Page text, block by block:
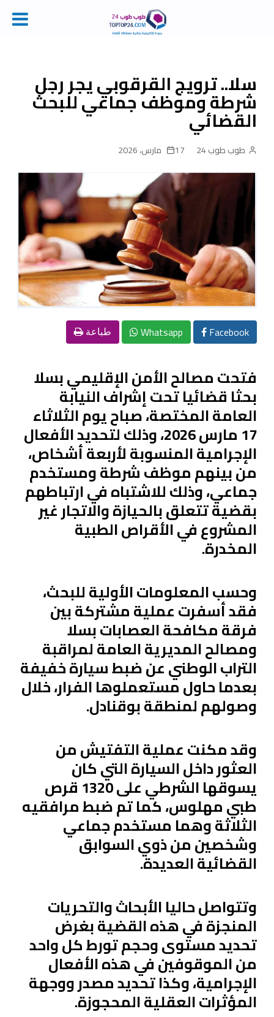
سلا.. ترويج القرقوبي يجر رجل
شرطة وموظف جماعي للبحث
القضائي
طوب طوب 24 17 مارس، 2026
Facebook
Whatsapp طباعة
فتحت مصالح الأمن الإقليمي بسلا
بحثا قضائيا تحت إشراف النيابة
العامة المختصة، صباح يوم الثلاثاء
17 مارس 2026، وذلك لتحديد الأفعال
الإجرامية المنسوبة لأربعة أشخاص،
من بينهم موظف شرطة ومستخدم
جماعي، وذلك للاشتباه في ارتباطهم
بقضية تتعلق بالحيازة والاتجار غير
المشروع في الأقراص الطبية
المخدرة.
وحسب المعلومات الأولية للبحث،
فقد أسفرت عملية مشتركة بين
فرقة مكافحة العصابات بسلا
ومصالح المديرية العامة لمراقبة
التراب الوطني عن ضبط سيارة خفيفة
بعدما حاول مستعملوها الفرار، خلال
وصولهم لمنطقة بوقنادل.
وقد مكنت عملية التفتيش من
العثور داخل السيارة التي كان
يسوقها الشرطي على 1320 قرص
طبي مهلوس، كما تم ضبط مرافقيه
الثلاثة وهما مستخدم جماعي
وشخصين من ذوي السوابق
القضائية العديدة.
وتتواصل حاليا الأبحاث والتحريات
المنجزة في هذه القضية بغرض
تحديد مستوى وحجم تورط كل واحد
من الموقوفين في هذه الأفعال
الإجرامية، وكذا تحديد مصدر ووجهة
المؤثرات العقلية المحجوزة.